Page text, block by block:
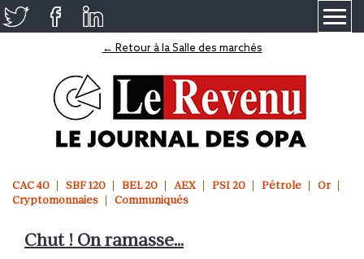
← Retour à la Salle des marchés
CAC 40 SBF 120 BEL 20 AEX PSI 20 Pétrole
Or
Cryptomonnaies
Communiqués
Chut ! On ramasse...